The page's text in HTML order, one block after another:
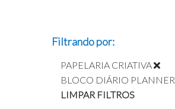
Filtrando por:
PAPELARIA CRIATIVA
BLOCO DIÁRIO PLANNER
LIMPAR FILTROS